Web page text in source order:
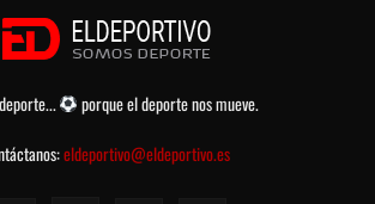
porque el deporte nos mueve.
eldeportivo@eldeportivo.es